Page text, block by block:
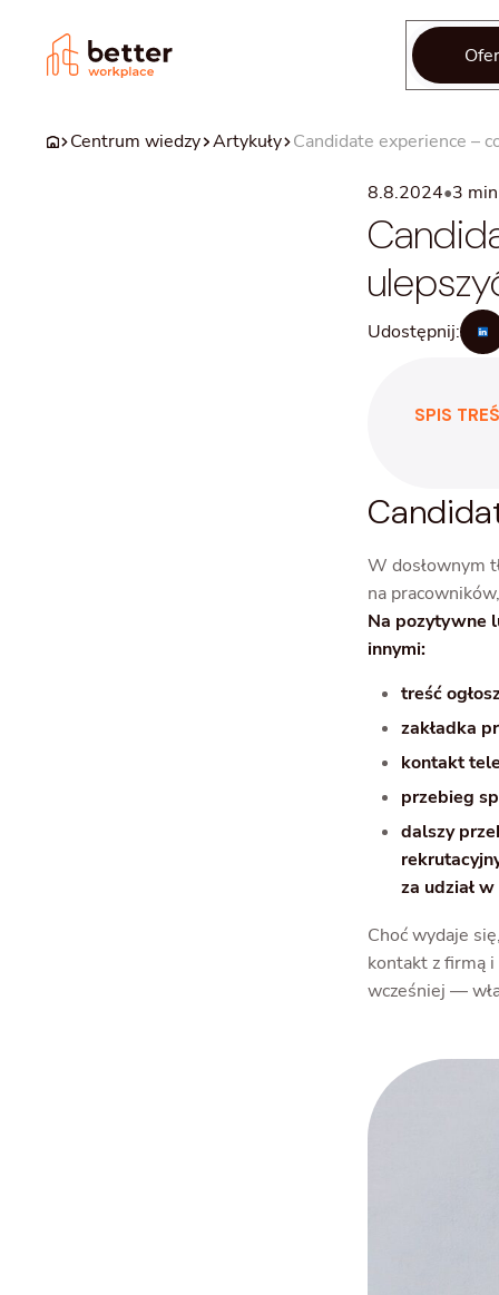
Centrum wiedzy Artykuły Candidate experience –
8.8.2024•3
Udostępnij:
SPIS
W dosłownym
na
Na pozytywne
innymi:
treść
zakładka
kontakt
przebieg
dalszy
za udział
Choć wydaje
kontakt z firmą
wcześniej —